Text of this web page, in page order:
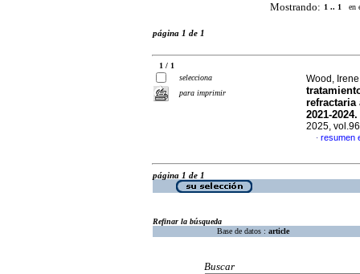
Mostrando: 1 .. 1 en
página 1 de 1
1 / 1
selecciona
para imprimir
Wood,
refractaria
2021-
2025,
· resumen
página 1 de 1
Refinar la búsqueda
Base de datos : article
Buscar